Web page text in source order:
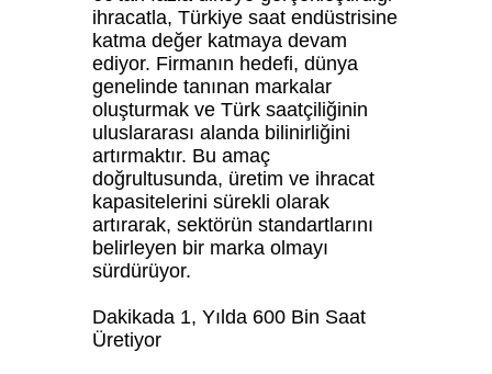
ihracatla, Türkiye saat endüstrisine
katma değer katmaya devam
ediyor. Firmanın hedefi, dünya
genelinde tanınan markalar
oluşturmak ve Türk saatçiliğinin
uluslararası alanda bilinirliğini
artırmaktır. Bu amaç
doğrultusunda, üretim ve ihracat
kapasitelerini sürekli olarak
artırarak, sektörün standartlarını
belirleyen bir marka olmayı
sürdürüyor.
Dakikada 1, Yılda 600 Bin Saat
Üretiyor